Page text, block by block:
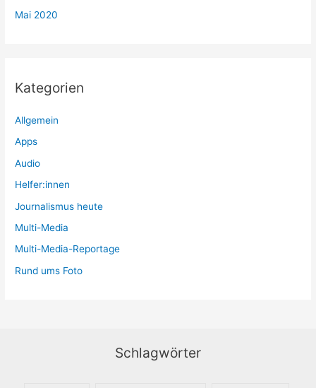
Mai 2020
Kategorien
Allgemein
Apps
Audio
Helfer:innen
Journalismus heute
Multi-Media
Multi-Media-Reportage
Rund ums Foto
Schlagwörter